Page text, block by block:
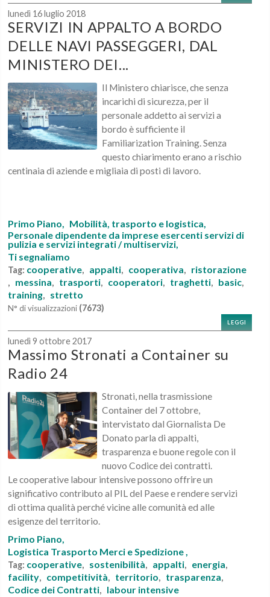
lunedì 16 luglio 2018
SERVIZI IN APPALTO A BORDO
DELLE NAVI PASSEGGERI, DAL
MINISTERO DEI...
Il Ministero chiarisce, che senza
incarichi di sicurezza, per il
personale addetto ai servizi a
bordo è sufficiente il
Familiarization Training. Senza
questo chiarimento erano a rischio
centinaia di aziende e migliaia di posti di lavoro.
Primo Piano, Mobilità, trasporto e logistica,
Personale dipendente da imprese esercenti servizi di
pulizia e servizi integrati / multiservizi,
Ti segnaliamo
Tag: cooperative, appalti, cooperativa, ristorazione
, messina, trasporti, cooperatori, traghetti, basic,
training, stretto
N° di visualizzazioni (7673)
LEGGI
lunedì 9 ottobre 2017
Massimo Stronati a Container su
Radio 24
Stronati, nella trasmissione
Container del 7 ottobre,
intervistato dal Giornalista De
Donato parla di appalti,
trasparenza e buone regole con il
nuovo Codice dei contratti.
Le cooperative labour intensive possono offrire un
significativo contributo al PIL del Paese e rendere servizi
di ottima qualità perché vicine alle comunità ed alle
esigenze del territorio.
Primo Piano,
Logistica Trasporto Merci e Spedizione ,
Tag: cooperative, sostenibilità, appalti, energia,
facility, competitività, territorio, trasparenza,
Codice dei Contratti, labour intensive